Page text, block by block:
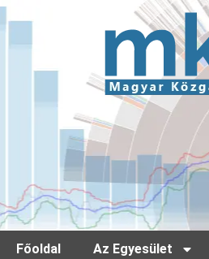
Főoldal Az Egyesület